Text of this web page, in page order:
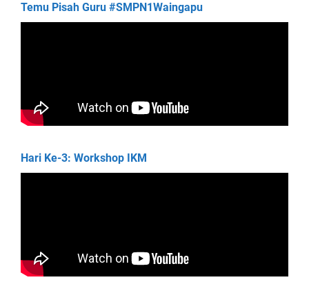
Temu Pisah Guru #SMPN1Waingapu
Hari Ke-3: Workshop IKM